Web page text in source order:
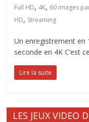
Full HD, 4K, 60 images
HD, Streaming
Un enregistrement en
seconde en 4K C’est
Lire la suite
LES JEUX VIDEO